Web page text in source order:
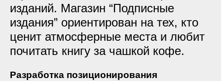
изданий. Магазин “Подписные
издания” ориентирован на тех, кто
ценит атмосферные места и любит
почитать книгу за чашкой кофе.
Разработка позиционирования